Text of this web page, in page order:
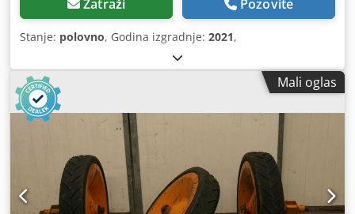
Zatraži Pozovite
Stanje: polovno, Godina izgradnje: 2021,
Mali oglas